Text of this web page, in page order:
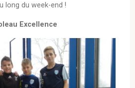
long du week-end !
Excellence